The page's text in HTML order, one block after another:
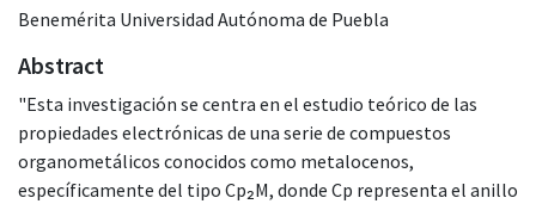
Benemérita Universidad Autónoma de Puebla
Abstract
"Esta investigación se centra en el estudio teórico de las
propiedades electrónicas de una serie de compuestos
organometálicos conocidos como metalocenos,
específicamente del tipo Cp₂M, donde Cp representa el anillo